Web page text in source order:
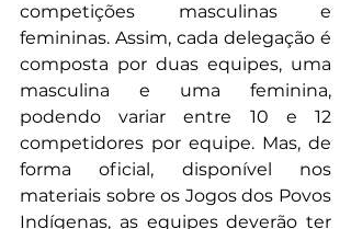
competições masculinas e
femininas. Assim, cada delegação é
composta por duas equipes, uma
masculina e uma feminina,
podendo variar entre 10 e 12
competidores por equipe. Mas, de
forma oficial, disponível nos
materiais sobre os Jogos dos Povos
Indígenas, as equipes deverão ter